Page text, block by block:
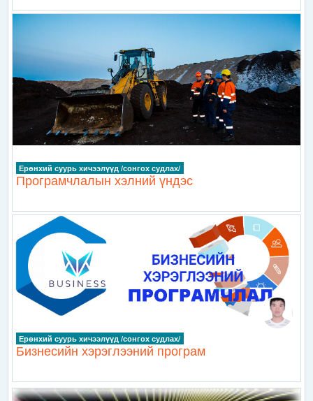
Ерөнхий суурь хичээлүүд /сонгох судлах/
Програмчлалын хэлний үндэс
Ерөнхий суурь хичээлүүд /сонгох судлах/
Бизнесийн хэрэглээний програм